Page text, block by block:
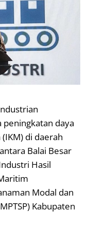
daya
di daerah
Balai Besar
Hasil
Modal dan
Kabupaten